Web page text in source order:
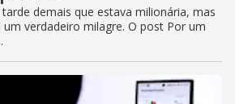
demais que estava milionária, mas
um verdadeiro milagre. O post Por um